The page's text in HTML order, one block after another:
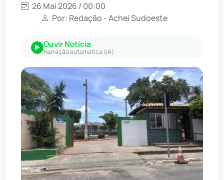
26 Mai 2026 / 00:00
Por: Redação - Achei Sudoeste
Ouvir Notícia
Narração automática (IA)